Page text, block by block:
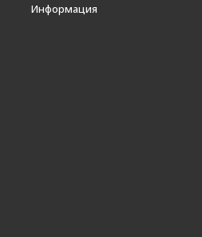
Информация